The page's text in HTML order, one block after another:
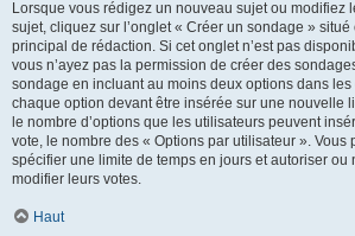
Lorsque vous rédigez un nouveau sujet ou modifiez
sujet, cliquez sur l’onglet « Créer un sondage »
principal de rédaction. Si cet onglet n’est pas
vous n’ayez pas la permission de créer des
sondage en incluant au moins deux options dans
chaque option devant être insérée sur une nouvelle
le nombre d’options que les utilisateurs peuvent
vote, le nombre des « Options par utilisateur ». Vous
spécifier une limite de temps en jours et autoriser ou
modifier leurs votes.
Haut